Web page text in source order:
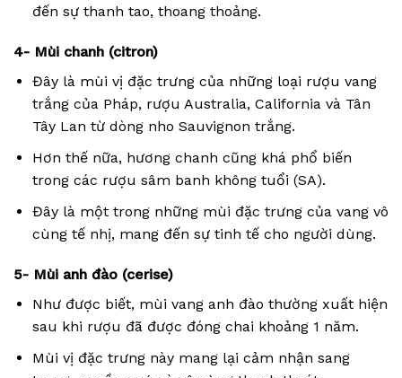
đến sự thanh tao, thoang thoảng.
4- Mùi chanh (citron)
Đây là mùi vị đặc trưng của những loại rượu vang
trắng của Pháp, rượu Australia, California và Tân
Tây Lan từ dòng nho Sauvignon trắng.
Hơn thế nữa, hương chanh cũng khá phổ biến
trong các rượu sâm banh không tuổi (SA).
Đây là một trong những mùi đặc trưng của vang vô
cùng tế nhị, mang đến sự tinh tế cho người dùng.
5- Mùi anh đào (cerise)
Như được biết, mùi vang anh đào thường xuất hiện
sau khi rượu đã được đóng chai khoảng 1 năm.
Mùi vị đặc trưng này mang lại cảm nhận sang